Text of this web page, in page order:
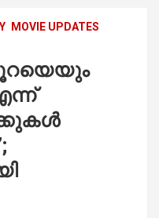
MOVIE UPDATES